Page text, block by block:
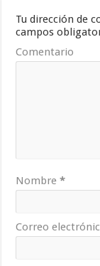
Tu dirección de
campos
Comentario
Nombre*
Correo